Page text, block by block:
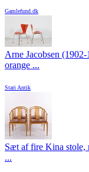
Gamlefund.dk
Arne Jacobsen
orange ...
Stari Antik
Sæt af fire Kina stole,
...